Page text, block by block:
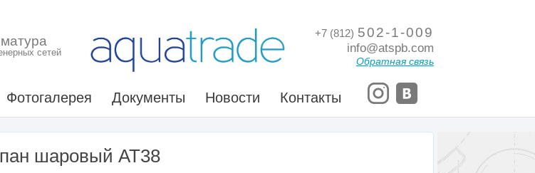
сетей
+7 (812) 502-1-009
info@atspb.com
Обратная связь
Фотогалерея Документы Новости Контакты
шаровый АТ38